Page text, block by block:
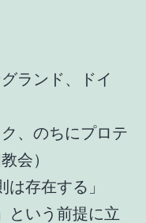
ランド、ドイ
、のちにプロテ
会）
存在する」
という前提に立